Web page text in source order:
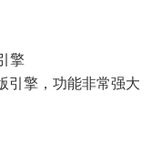
擎
引擎，功能非常强大